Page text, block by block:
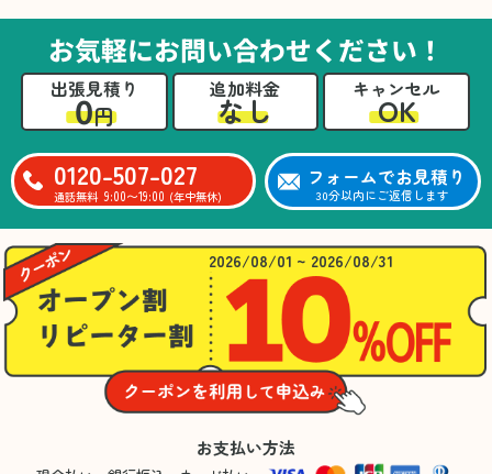
るのは難しかったと思います」との温かいお言
葉をいただきました。遺品整理という心の負担
が大きい作業において、少しでもA様の力にな
れたことをスタッフ一同嬉しく思います。
お気軽にお問い合わせください！
出張見積り
0円
追加料金
なし
キャンセル
OK
0120-507-027
通話無料 9:00〜19:00 (年中無休)
フォームでお見積り
30分以内にご返信します
2026/08/01 ~ 2026/08/31
お支払い方法